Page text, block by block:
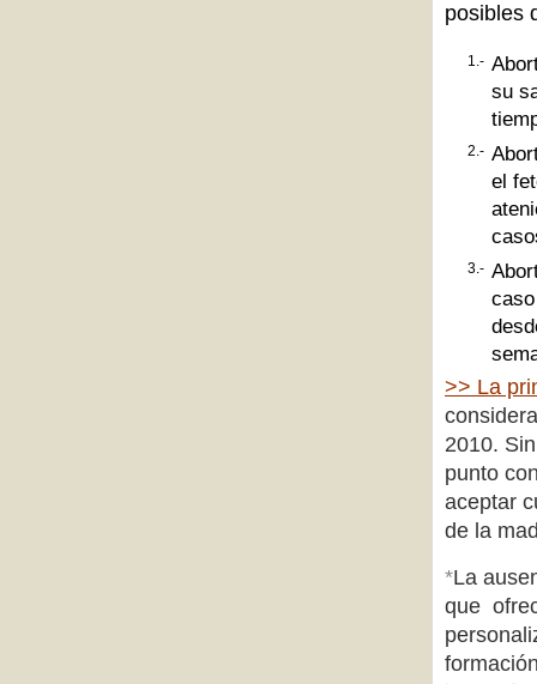
posibles
1.-
su
2.-
el
3.-
>> La
2010.
punto
aceptar
de la
*La
que